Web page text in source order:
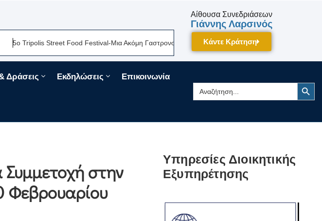
Street Food Festival-Μια Ακόμη Γαστρονομική Γιορτή Της Πελοποννήσου Δίνει Ραντεβού Τον
Αίθουσα Συνεδριάσεων
Γιάννης Λαρσινός
Κάντε Κράτηση
Δράσεις Εκδηλώσεις Επικοινωνία
Search
for:
Search Button
στην
Φεβρουαρίου
Υπηρεσίες Διοικητικής
Εξυπηρέτησης